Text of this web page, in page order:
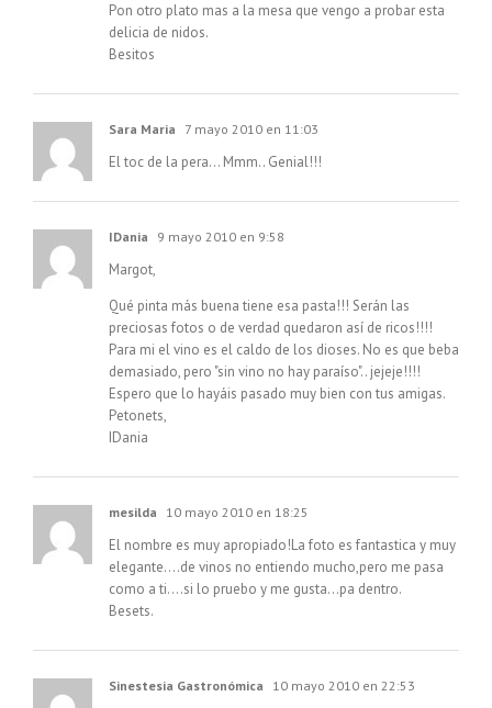
Pon otro plato mas a la mesa que vengo a probar esta
delicia de nidos.
Besitos
Sara Maria 7 mayo 2010 en 11:03
El toc de la pera… Mmm.. Genial!!!
IDania 9 mayo 2010 en 9:58
Margot,
Qué pinta más buena tiene esa pasta!!! Serán las
preciosas fotos o de verdad quedaron así de ricos!!!!
Para mi el vino es el caldo de los dioses. No es que beba
demasiado, pero "sin vino no hay paraíso".. jejeje!!!!
Espero que lo hayáis pasado muy bien con tus amigas.
Petonets,
IDania
mesilda 10 mayo 2010 en 18:25
El nombre es muy apropiado!La foto es fantastica y muy
elegante….de vinos no entiendo mucho,pero me pasa
como a ti….si lo pruebo y me gusta…pa dentro.
Besets.
Sinestesia Gastronómica 10 mayo 2010 en 22:53